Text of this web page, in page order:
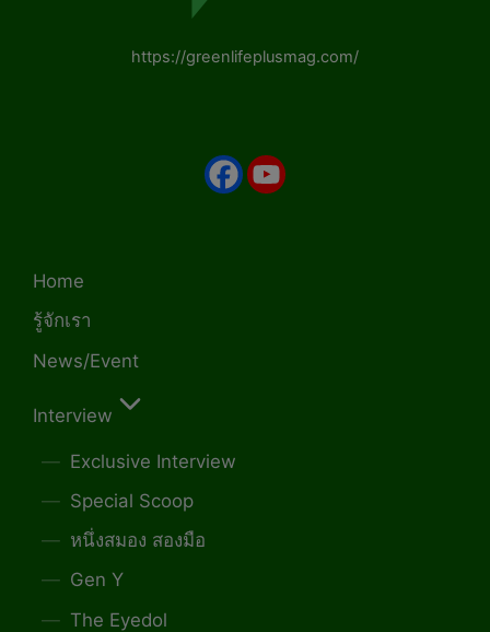
https://greenlifeplusmag.com/
Home
รู้จักเรา
News/Event
Interview
Exclusive Interview
Special Scoop
หนึ่งสมอง สองมือ
Gen Y
The Eyedol